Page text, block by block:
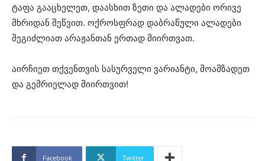
ტაფა გააცხელეთ, დაასხით ზეთი და ალადები ორივე
მხრიდან შეწვით. ოქროსფრად დაბრაწული ალადები
შეგიძლიათ არაჟანთან ერთად მიირთვათ.
აირჩიეთ თქვენთვის სასურველი ვარიანტი, მოამზადეთ
და გემრიელად მიირთვით!
Facebook Twitter